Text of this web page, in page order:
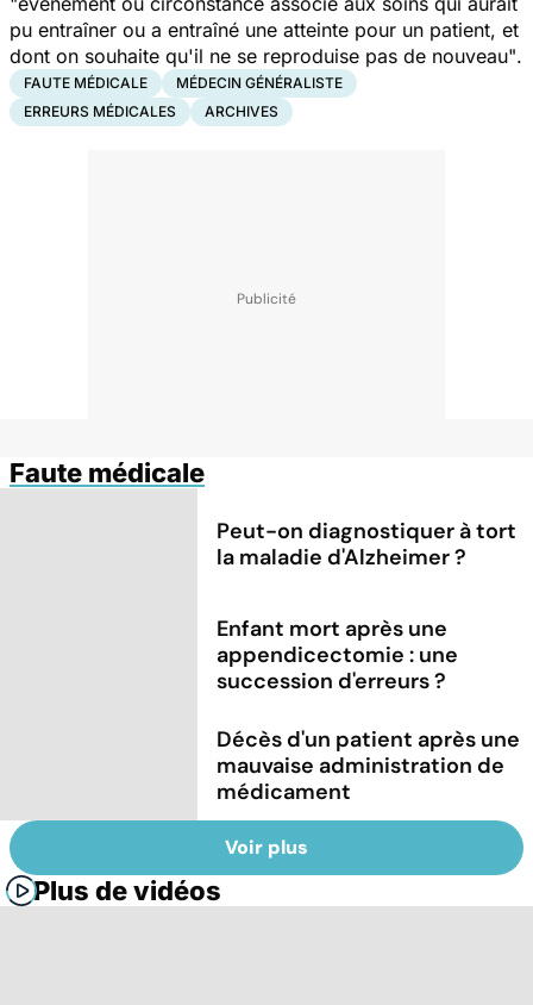
pu entraîner ou a entraîné une atteinte pour un patient, et
dont on souhaite qu'il ne se reproduise pas de nouveau".
FAUTE MÉDICALE
MÉDECIN GÉNÉRALISTE
ERREURS MÉDICALES
ARCHIVES
Faute médicale
Peut-on diagnostiquer à tort
la maladie d'Alzheimer ?
Enfant mort après une
appendicectomie : une
succession d'erreurs ?
Décès d'un patient après une
mauvaise administration de
médicament
Voir plus
Plus de vidéos